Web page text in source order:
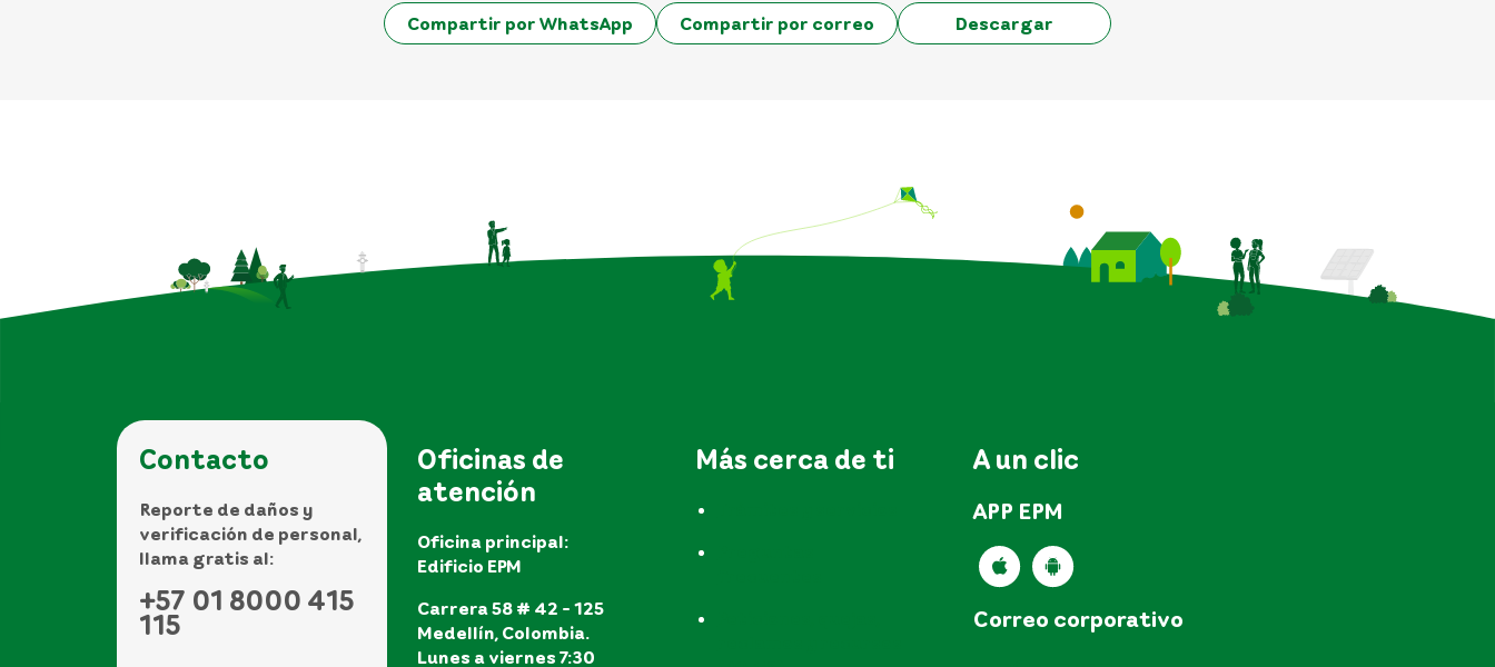
Compartir por WhatsApp Compartir por correo Descargar
Contacto
Reporte de daños y
verificación de personal,
llama gratis al:
+57 01 8000 415
115
Oficinas de
atención
Oficina principal:
Edificio EPM
Carrera 58 # 42 - 125
Medellín, Colombia.
Lunes a viernes 7:30
Más cerca de ti A un clic
APP EPM
Correo corporativo